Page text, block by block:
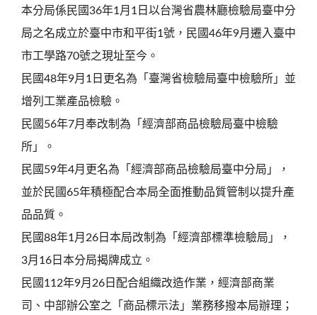
本分局係民國36年1月1日以台灣省農林廳檢驗局臺中分
局之名成立於臺中市和平街1號，民國46年9月遷入臺中
市工學路70號之現址至今。
民國48年9月1日更名為「臺灣省檢驗局臺中檢驗所」並
增列工業產品檢驗。
民國56年7月奉改制為「經濟部商品檢驗局臺中檢驗
所」。
民國59年4月更名為「經濟部商品檢驗局臺中分局」，
並於民國65年積極配合本局全面推動品質管制以提升產
品品質。
民國88年1月26日本局改制為「經濟部標準檢驗局」，
3月16日本分局揭牌成立。
民國112年9月26日配合組織改造作業，經濟部商業
司、中部辦公室之「商品標示法」業務移撥本局辦理；